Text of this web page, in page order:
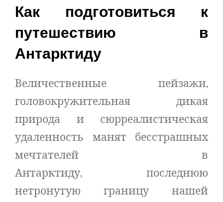
Настройки
Пользователи
Туристическая социальная сеть
Перейти на страницу
Как подготовиться к
путешествию в
Антарктиду
Величественные пейзажи,
головокружительная дикая
природа и сюрреалистическая
удаленность манят бесстрашных
мечтателей в
Антарктиду, последнюю
нетронутую границу нашей